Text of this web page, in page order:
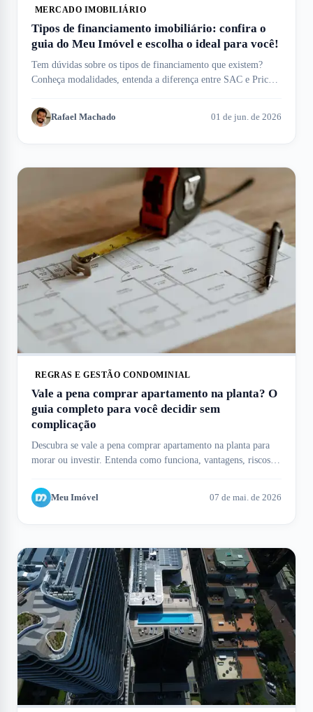
MERCADO IMOBILIÁRIO
Tipos de financiamento imobiliário: confira o
guia do Meu Imóvel e escolha o ideal para você!
Tem dúvidas sobre os tipos de financiamento que existem?
Conheça modalidades, entenda a diferença entre SAC e Price e
Rafael Machado 01 de jun. de 2026
REGRAS E GESTÃO CONDOMINIAL
Vale a pena comprar apartamento na planta? O
guia completo para você decidir sem
complicação
Descubra se vale a pena comprar apartamento na planta para
morar ou investir. Entenda como funciona, vantagens, riscos e
Meu Imóvel 07 de mai. de 2026